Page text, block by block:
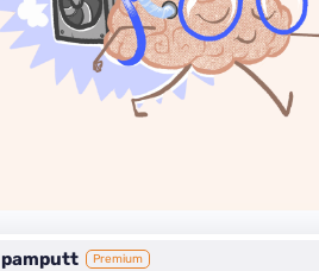
pamputt Premium